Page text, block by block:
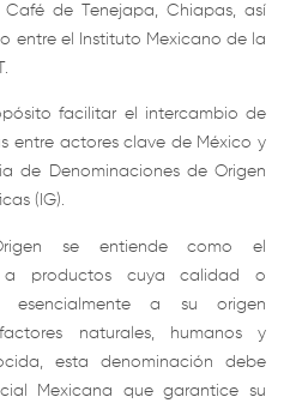
de Tenejapa, Chiapas, así
entre el Instituto Mexicano de la
facilitar el intercambio de
entre actores clave de México y
de Denominaciones de Origen
(IG).
se entiende como el
a productos cuya calidad o
esencialmente a su origen
naturales, humanos y
esta denominación debe
Mexicana que garantice su